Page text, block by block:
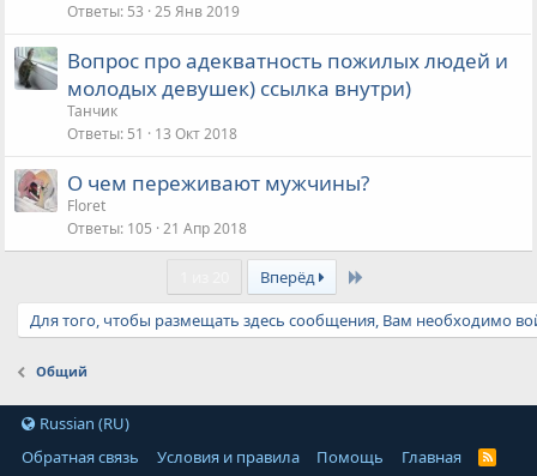
Ответы 53 25 Янв 2019
Вопрос про адекватность пожилых людей и
молодых девушек) ссылка внутри)
Танчик
Ответы 51 13 Окт 2018
О чем переживают мужчины?
Floret
Ответы 105 21 Апр 2018
Вперёд
Для того, чтобы размещать здесь сообщения, Вам необходимо
Общий
Russian (RU)
Обратная связь
Условия и правила Помощь Главная